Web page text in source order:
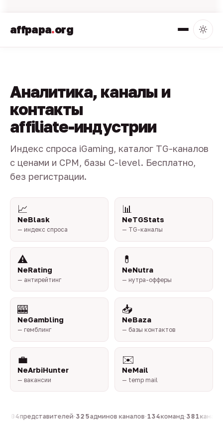
affpapa.org
Аналитика, каналы и
контакты
affiliate-индустрии
Индекс спроса iGaming, каталог TG-каналов
с ценами и CPM, базы C-level. Бесплатно,
без регистрации.
📈
NeBlask
— индекс спроса
📊
NeTGStats
— TG-каналы
⚠️
NeRating
— антирейтинг
💊
NeNutra
— нутра-офферы
🎰
NeGambling
— гемблинг
📥
NeBaza
— базы контактов
💼
NeArbiHunter
— вакансии
✉️
NeMail
— temp mail
804представителей·325админов каналов·134команд·381каналов